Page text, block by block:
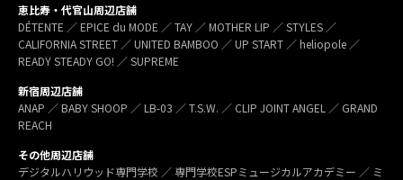
恵比寿・代官山周辺店舗
DÉTENTE ／ EPICE du MODE ／ TAY ／ MOTHER LIP ／ STYLES ／
CALIFORNIA STREET ／ UNITED BAMBOO ／ UP START ／ heliopole ／
READY STEADY GO! ／ SUPREME
新宿周辺店舗
ANAP ／ BABY SHOOP ／ LB-03 ／ T.S.W. ／ CLIP JOINT ANGEL ／ GRAND
REACH
その他周辺店舗
デジタルハリウッド専門学校 ／ 専門学校ESPミュージカルアカデミー ／ ミ